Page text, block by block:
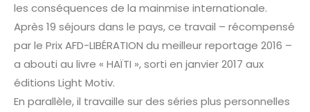
les conséquences de la mainmise internationale.
Après 19 séjours dans le pays, ce travail – récompensé
par le Prix AFD-LIBÉRATION du meilleur reportage 2016 –
a abouti au livre « HAÏTI », sorti en janvier 2017 aux
éditions Light Motiv.
En parallèle, il travaille sur des séries plus personnelles